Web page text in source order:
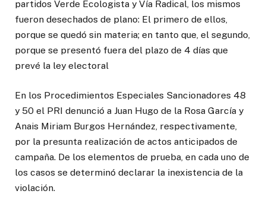
partidos Verde Ecologista y Vía Radical, los mismos
fueron desechados de plano: El primero de ellos,
porque se quedó sin materia; en tanto que, el segundo,
porque se presentó fuera del plazo de 4 días que
prevé la ley electoral
En los Procedimientos Especiales Sancionadores 48
y 50 el PRI denunció a Juan Hugo de la Rosa García y
Anais Miriam Burgos Hernández, respectivamente,
por la presunta realización de actos anticipados de
campaña. De los elementos de prueba, en cada uno de
los casos se determinó declarar la inexistencia de la
violación.